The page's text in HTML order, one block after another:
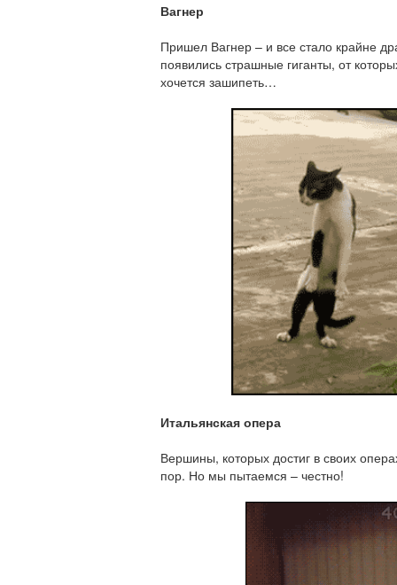
Вагнер
Пришел Вагнер – и все стало крайне
появились страшные гиганты, от
хочется зашипеть…
Итальянская опера
Вершины, которых достиг в своих
пор. Но мы пытаемся – честно!